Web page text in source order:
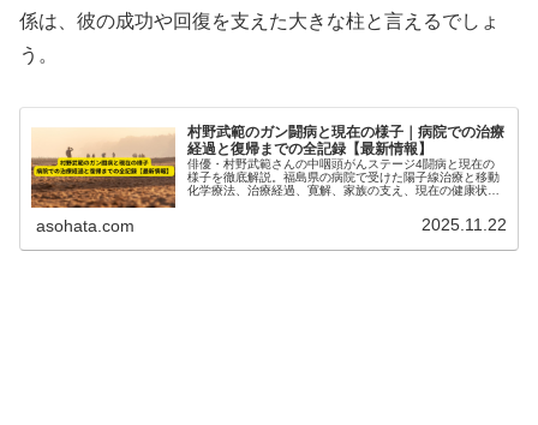
係は、彼の成功や回復を支えた大きな柱と言えるでしょ
う。
村野武範のガン闘病と現在の様子｜病院での治療
経過と復帰までの全記録【最新情報】
俳優・村野武範さんの中咽頭がんステージ4闘病と現在の
様子を徹底解説。福島県の病院で受けた陽子線治療と移動
化学療法、治療経過、寛解、家族の支え、現在の健康状態
asohata.com 2025.11.22